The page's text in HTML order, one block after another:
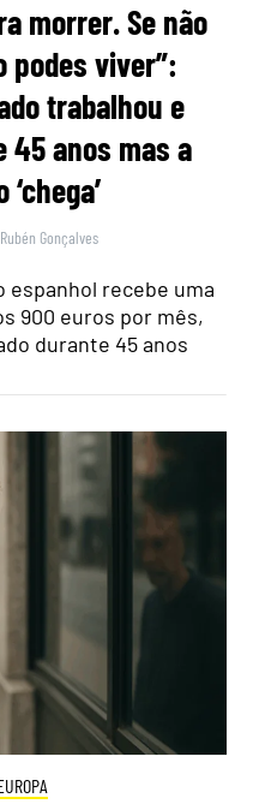
morrer. Se não
podes viver”:
trabalhou e
45 anos mas a
Rubén Gonçalves
recebe uma
900 euros por mês,
durante 45 anos